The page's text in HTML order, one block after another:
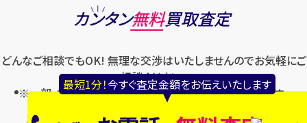
最短1分！今すぐ査定金額をお伝えいたします
カンタン無料買取査定
どんなご相談でもOK! 無理な交渉はいたしませんのでお気軽にご
相談ください。
※一部、拝見しないとお伝えできないお品物もございます。